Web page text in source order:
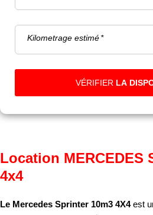
Kilometrage estimé
VÉRIFIER LA
Location MERCEDES
4x4
Le Mercedes Sprinter 10m3 4X4est